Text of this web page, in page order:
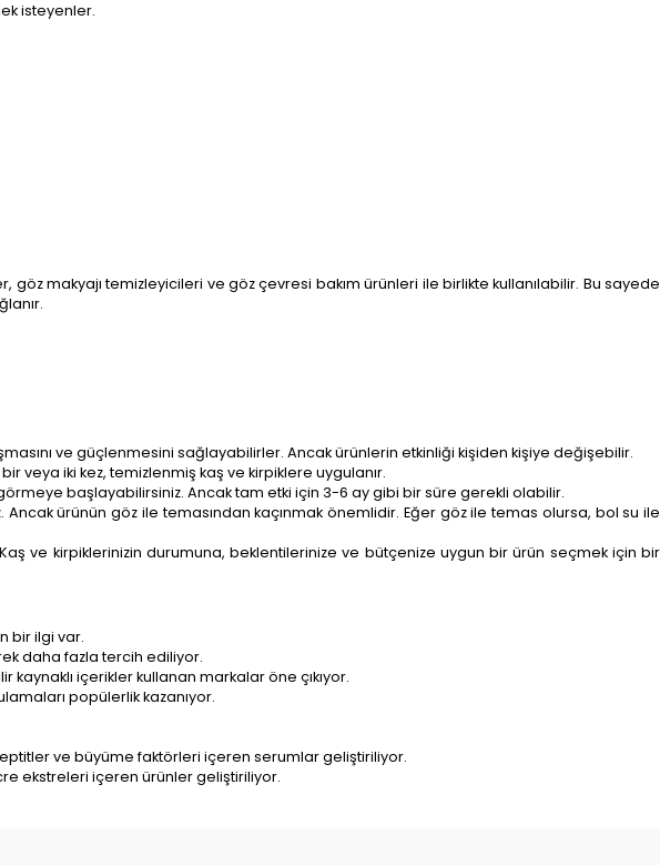
isteyenler.
göz makyajı temizleyicileri ve göz çevresi bakım ürünleri ile birlikte kullanılabilir. Bu sayede
ve güçlenmesini sağlayabilirler. Ancak ürünlerin etkinliği kişiden kişiye değişebilir.
veya iki kez, temizlenmiş kaş ve kirpiklere uygulanır.
başlayabilirsiniz. Ancak tam etki için 3-6 ay gibi bir süre gerekli olabilir.
ürünün göz ile temasından kaçınmak önemlidir. Eğer göz ile temas olursa, bol su ile
ve kirpiklerinizin durumuna, beklentilerinize ve bütçenize uygun bir ürün seçmek için bir
bir ilgi var.
daha fazla tercih ediliyor.
içerikler kullanan markalar öne çıkıyor.
popülerlik kazanıyor.
ve büyüme faktörleri içeren serumlar geliştiriliyor.
ekstreleri içeren ürünler geliştiriliyor.